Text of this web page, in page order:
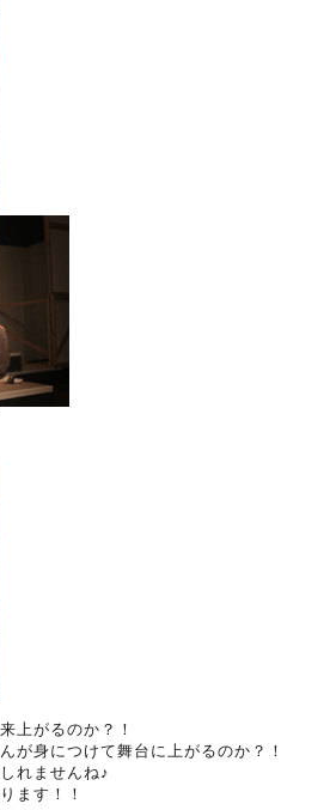
上がるのか？！
が身につけて舞台に上がるのか？！
れませんね♪
ます！！